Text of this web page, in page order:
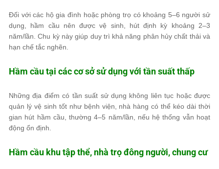
Đối với các hộ gia đình hoặc phòng trọ có khoảng 5–6 người sử
dụng, hầm cầu nên được vệ sinh, hút định kỳ khoảng 2–3
năm/lần. Chu kỳ này giúp duy trì khả năng phân hủy chất thải và
hạn chế tắc nghẽn.
Hầm cầu tại các cơ sở sử dụng với tần suất thấp
Những địa điểm có tần suất sử dụng không liên tục hoặc được
quản lý vệ sinh tốt như bệnh viện, nhà hàng có thể kéo dài thời
gian hút hầm cầu, thường 4–5 năm/lần, nếu hệ thống vẫn hoạt
động ổn định.
Hầm cầu khu tập thể, nhà trọ đông người, chung cư